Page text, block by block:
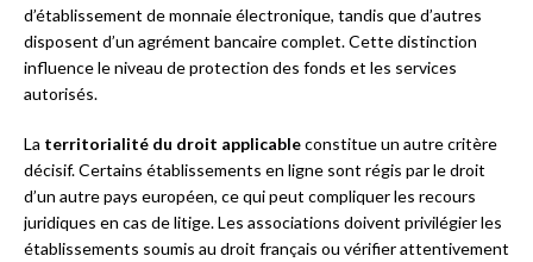
d’établissement de monnaie électronique, tandis que d’autres
disposent d’un agrément bancaire complet. Cette distinction
influence le niveau de protection des fonds et les services
autorisés.
La territorialité du droit applicableconstitue un autre critère
décisif. Certains établissements en ligne sont régis par le droit
d’un autre pays européen, ce qui peut compliquer les recours
juridiques en cas de litige. Les associations doivent privilégier les
établissements soumis au droit français ou vérifier attentivement